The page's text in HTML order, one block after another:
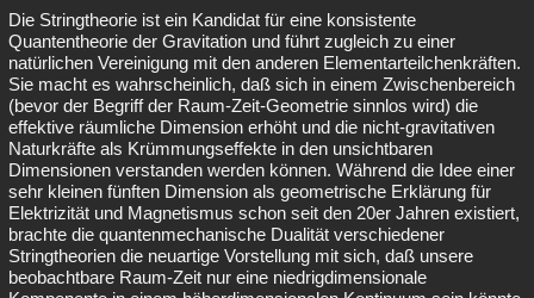
Die Stringtheorie ist ein Kandidat für eine konsistente
Quantentheorie der Gravitation und führt zugleich zu einer
natürlichen Vereinigung mit den anderen Elementarteilchenkräften.
Sie macht es wahrscheinlich, daß sich in einem Zwischenbereich
(bevor der Begriff der Raum-Zeit-Geometrie sinnlos wird) die
effektive räumliche Dimension erhöht und die nicht-gravitativen
Naturkräfte als Krümmungseffekte in den unsichtbaren
Dimensionen verstanden werden können. Während die Idee einer
sehr kleinen fünften Dimension als geometrische Erklärung für
Elektrizität und Magnetismus schon seit den 20er Jahren existiert,
brachte die quantenmechanische Dualität verschiedener
Stringtheorien die neuartige Vorstellung mit sich, daß unsere
beobachtbare Raum-Zeit nur eine niedrigdimensionale